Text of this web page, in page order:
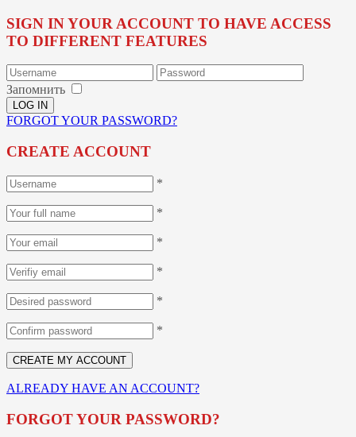
SIGN IN YOUR ACCOUNT TO HAVE ACCESS
TO DIFFERENT FEATURES
Запомнить
FORGOT YOUR PASSWORD?
CREATE ACCOUNT
*
*
*
*
*
*
ALREADY HAVE AN ACCOUNT?
FORGOT YOUR PASSWORD?